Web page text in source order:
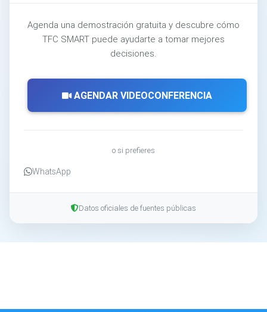
Agenda una demostración gratuita y descubre cómo
TFC SMART puede ayudarte a tomar mejores
decisiones.
AGENDAR VIDEOCONFERENCIA
o si prefieres
WhatsApp
Datos oficiales de fuentes públicas